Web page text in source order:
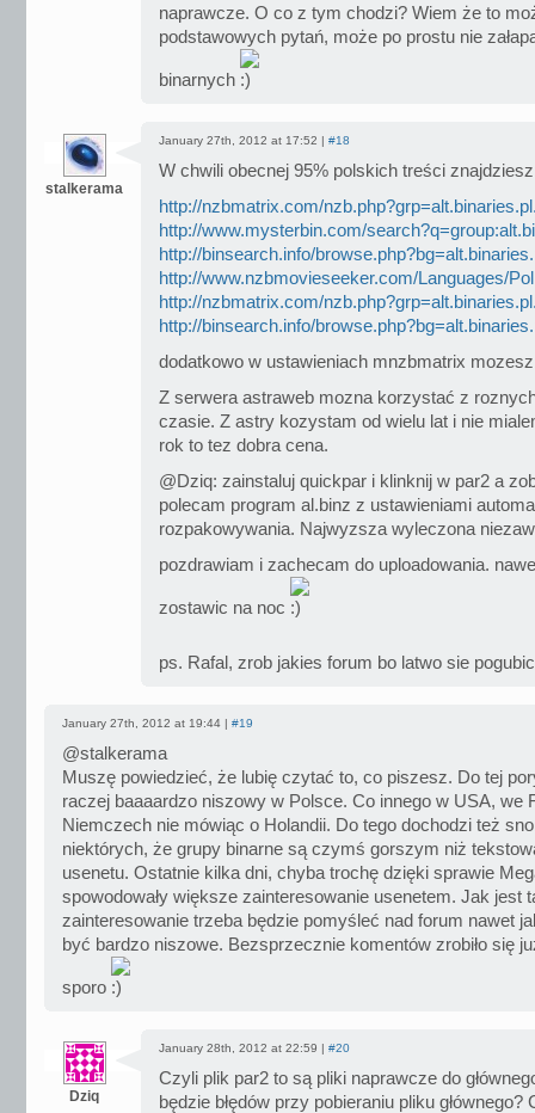
naprawcze. O co z tym chodzi? Wiem że to
podstawowych pytań, może po prostu nie
binarnych
stalkerama
January 27th, 2012 at 17:52 | #18
W chwili obecnej 95% polskich treści
http://nzbmatrix.com/
http://www.mysterbin.com/
http://binsearch.info/
http://www.nzbmovieseeker.com/Languages/
http://nzbmatrix.com/
http://binsearch.info/
dodatkowo w ustawieniach mnzbmatrix
Z serwera astraweb mozna korzystać z
czasie. Z astry kozystam od wielu lat i nie
rok to tez dobra cena.
@Dziq: zainstaluj quickpar i klinknij w par2 a
polecam program al.binz z ustawieniami
rozpakowywania. Najwyzsza wyleczona
pozdrawiam i zachecam do uploadowania.
zostawic na noc
ps. Rafal, zrob jakies forum bo latwo sie
January 27th, 2012 at 19:44 | #19
@stalkerama
Muszę powiedzieć, że lubię czytać to, co piszesz. Do tej
raczej baaaardzo niszowy w Polsce. Co innego w USA, we
Niemczech nie mówiąc o Holandii. Do tego dochodzi też
niektórych, że grupy binarne są czymś gorszym niż
usenetu. Ostatnie kilka dni, chyba trochę dzięki sprawie
spowodowały większe zainteresowanie usenetem. Jak jest
zainteresowanie trzeba będzie pomyśleć nad forum nawet
być bardzo niszowe. Bezsprzecznie komentów zrobiło się
sporo
Dziq
January 28th, 2012 at 22:59 | #20
Czyli plik par2 to są pliki naprawcze do
będzie błędów przy pobieraniu pliku